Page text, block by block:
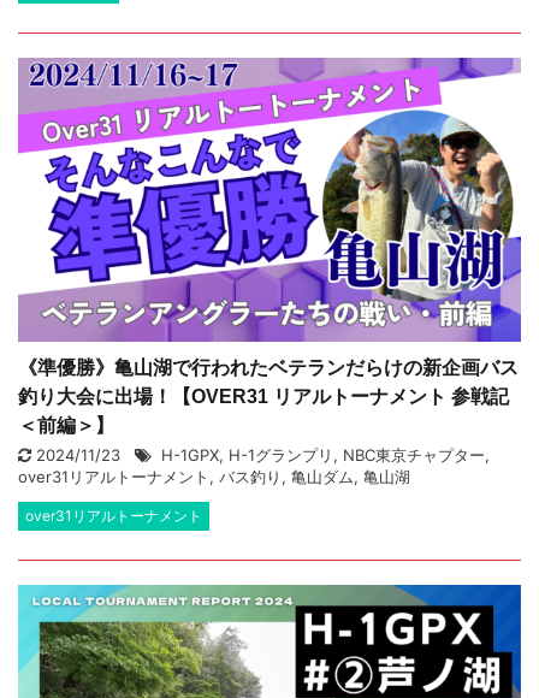
《準優勝》亀山湖で行われたベテランだらけの新企画バス
釣り大会に出場！【OVER31 リアルトーナメント 参戦記
＜前編＞】
2024/11/23 H-1GPX, H-1グランプリ , NBC東京チャプター,
over31リアルトーナメント , バス釣り , 亀山ダム, 亀山湖
over31リアルトーナメント